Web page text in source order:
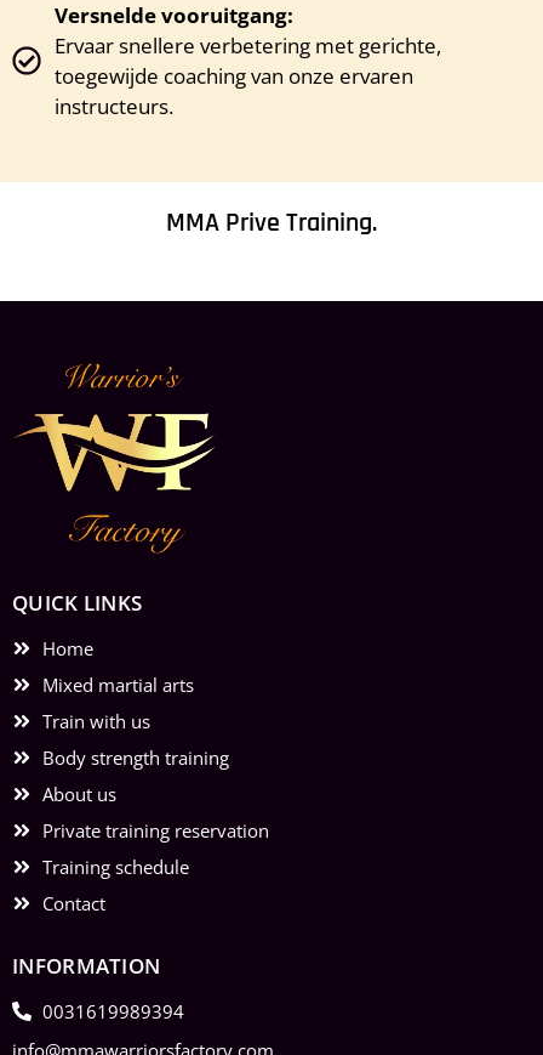
Versnelde vooruitgang:
Ervaar snellere verbetering met gerichte,
toegewijde coaching van onze ervaren
instructeurs.
MMA Prive Training.
QUICK LINKS
Home
Mixed martial arts
Train with us
Body strength training
About us
Private training reservation
Training schedule
Contact
INFORMATION
0031619989394
info@mmawarriorsfactory.com